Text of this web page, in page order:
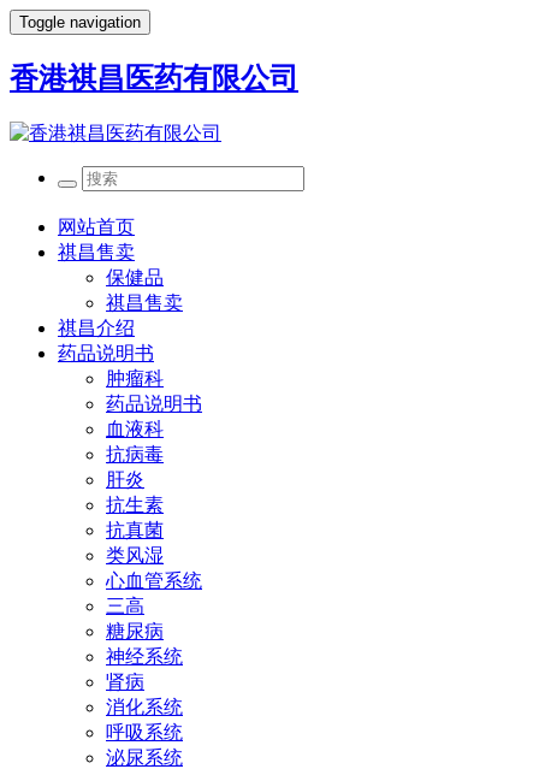
Toggle navigation
香港祺昌医药有限公司
网站首页
祺昌售卖
保健品
祺昌售卖
祺昌介绍
药品说明书
肿瘤科
药品说明书
血液科
抗病毒
肝炎
抗生素
抗真菌
类风湿
心血管系统
三高
糖尿病
神经系统
肾病
消化系统
呼吸系统
泌尿系统